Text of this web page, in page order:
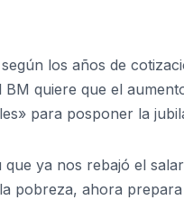
los años de
quiere que el
para posponer la
ya nos rebajó el
pobreza, ahora